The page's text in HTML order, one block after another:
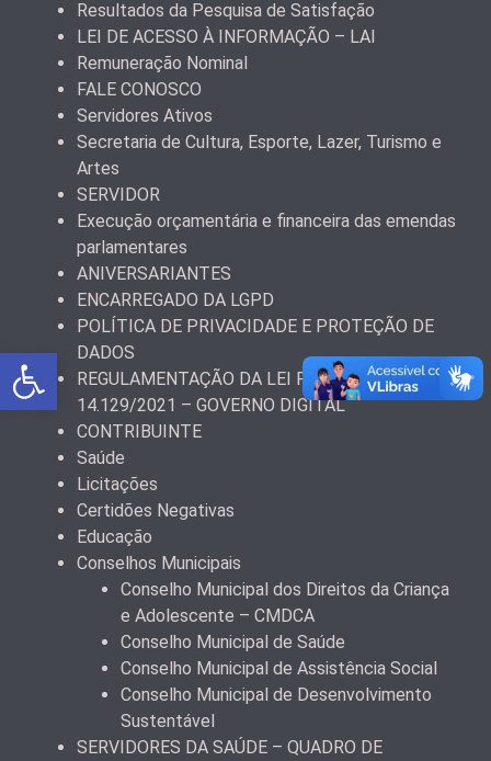
Resultados da Pesquisa de Satisfação
LEI DE ACESSO À INFORMAÇÃO – LAI
Remuneração Nominal
FALE CONOSCO
Servidores Ativos
Secretaria de Cultura, Esporte, Lazer, Turismo e
Artes
SERVIDOR
Execução orçamentária e financeira das emendas
parlamentares
ANIVERSARIANTES
ENCARREGADO DA LGPD
POLÍTICA DE PRIVACIDADE E PROTEÇÃO DE
DADOS
REGULAMENTAÇÃO DA LEI FEDERAL Nº
14.129/2021 – GOVERNO DIGITAL
CONTRIBUINTE
Saúde
Licitações
Certidões Negativas
Educação
Conselhos Municipais
Conselho Municipal dos Direitos da Criança
e Adolescente – CMDCA
Conselho Municipal de Saúde
Conselho Municipal de Assistência Social
Conselho Municipal de Desenvolvimento
Sustentável
SERVIDORES DA SAÚDE – QUADRO DE
Abrir a barra de ferramentas